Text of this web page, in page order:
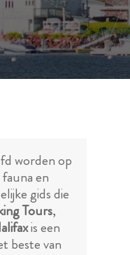
worden op
en
gids die
Tours,
is een
beste van